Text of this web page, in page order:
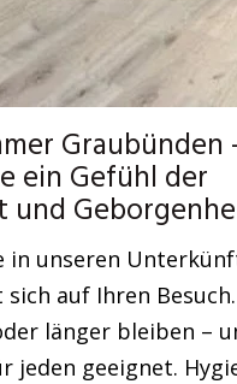
Graubünden
ein Gefühl der
in unseren
auf Ihren
länger bleiben –
jeden geeignet.